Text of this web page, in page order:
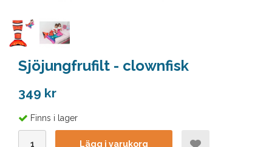
Sjöjungfrufilt - clownfisk
349 kr
Finns i lager
Lägg i varukorg